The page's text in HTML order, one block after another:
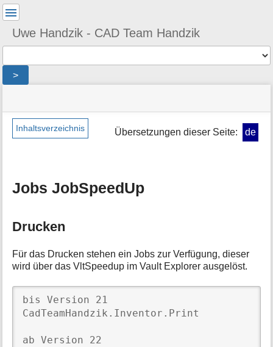
Uwe Handzik - CAD Team Handzik
>
Werkzeuge
a
i
o
m
a
i
Inhaltsverzeichnis Übersetzungen dieser Seite: de
Jobs JobSpeedUp
Drucken
Für das Drucken stehen ein Jobs zur Verfügung, dieser
wird über das VltSpeedup im Vault Explorer ausgelöst.
bis Version 21
CadTeamHandzik.Inventor.Print
ab Version 22